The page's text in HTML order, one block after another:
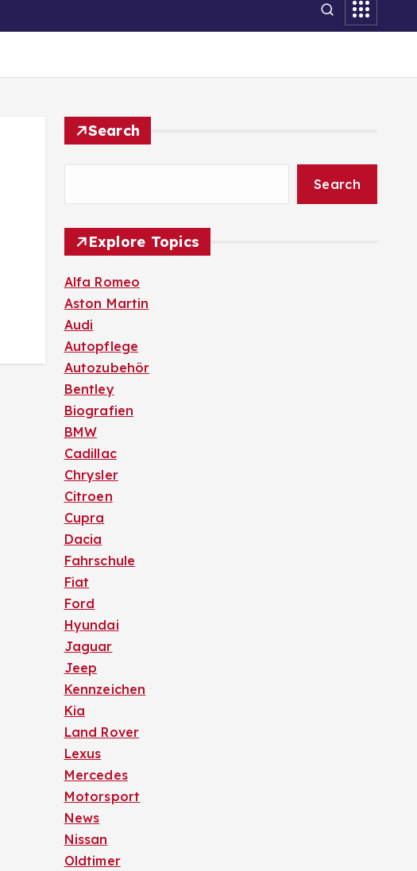
Search
Search
Explore Topics
Alfa Romeo
Aston Martin
Audi
Autopflege
Autozubehör
Bentley
Biografien
BMW
Cadillac
Chrysler
Citroen
Cupra
Dacia
Fahrschule
Fiat
Ford
Hyundai
Jaguar
Jeep
Kennzeichen
Kia
Land Rover
Lexus
Mercedes
Motorsport
News
Nissan
Oldtimer